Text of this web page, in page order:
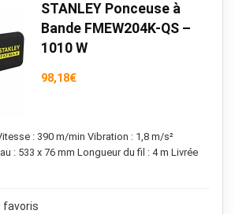
STANLEY Ponceuse à
Bande FMEW204K-QS –
1010 W
98,18€
: 390 m/min Vibration : 1,8 m/s²
: 533 x 76 mm Longueur du fil : 4 m Livrée
favoris